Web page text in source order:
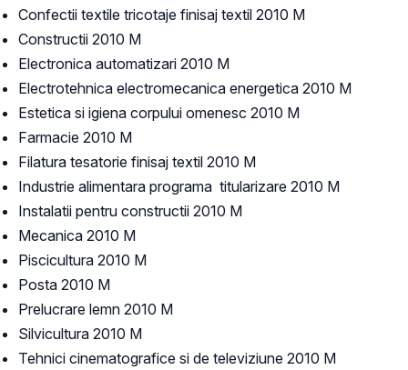
Confectii textile tricotaje finisaj textil 2010 M
Constructii 2010 M
Electronica automatizari 2010 M
Electrotehnica electromecanica energetica 2010 M
Estetica si igiena corpului omenesc 2010 M
Farmacie 2010 M
Filatura tesatorie finisaj textil 2010 M
Industrie alimentara programa titularizare 2010 M
Instalatii pentru constructii 2010 M
Mecanica 2010 M
Piscicultura 2010 M
Posta 2010 M
Prelucrare lemn 2010 M
Silvicultura 2010 M
Tehnici cinematografice si de televiziune 2010 M